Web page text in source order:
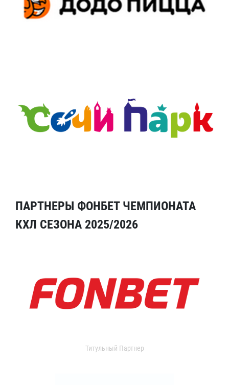
ПАРТНЕРЫ ФОНБЕТ ЧЕМПИОНАТА
КХЛ СЕЗОНА 2025/2026
Титульный Партнер